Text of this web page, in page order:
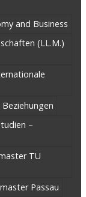
and Business
(LL.M.)
–
TU
Passau